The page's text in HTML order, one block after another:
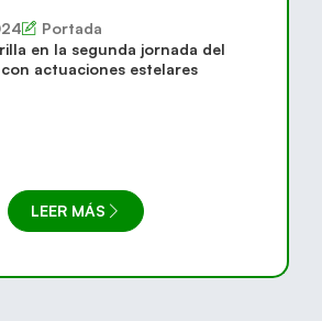
Portada
en la segunda jornada del
actuaciones estelares
LEER MÁS